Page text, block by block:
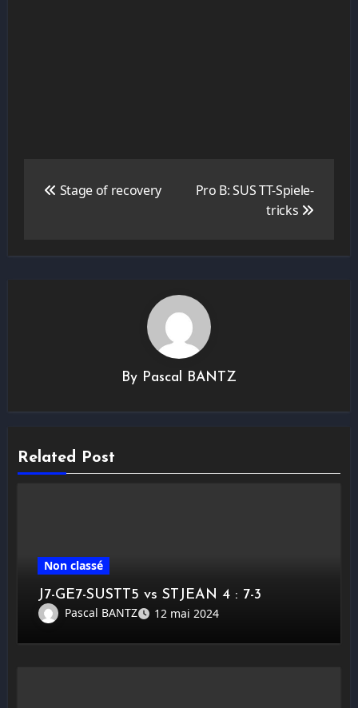
Stage of recovery
Pro B: SUS TT-Spiele-
tricks
By Pascal BANTZ
Related Post
Non classé
J7-GE7-SUSTT5 vs STJEAN 4 : 7-3
Pascal BANTZ
12 mai 2024